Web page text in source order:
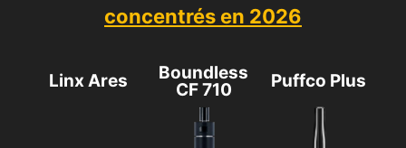
concentrés en 2026
Linx Ares
Boundless
CF 710
Puffco Plus